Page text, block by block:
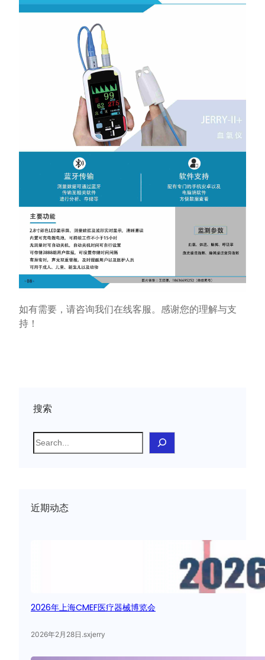
如有需要，请咨询我们在线客服。感谢您的理解与支
持！
搜索
S
e
h
近期动态
2026年上海CMEF医疗器械博览会
2026年2月28日 .sxjerry